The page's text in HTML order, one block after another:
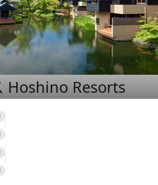
Hoshino Resorts